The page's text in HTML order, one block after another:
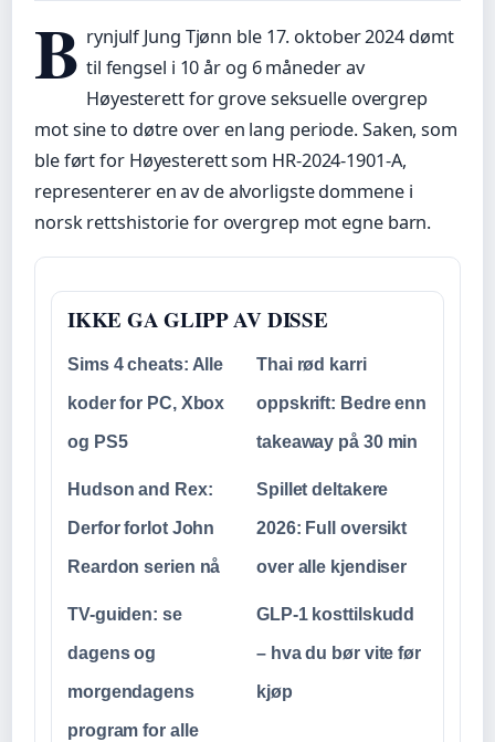
B rynjulf Jung Tjønn ble 17. oktober 2024 dømt
til fengsel i 10 år og 6 måneder av
Høyesterett for grove seksuelle overgrep
mot sine to døtre over en lang periode. Saken, som
ble ført for Høyesterett som HR-2024-1901-A,
representerer en av de alvorligste dommene i
norsk rettshistorie for overgrep mot egne barn.
IKKE GA GLIPP AV DISSE
Sims 4 cheats: Alle
koder for PC, Xbox
og PS5
Thai rød karri
oppskrift: Bedre enn
takeaway på 30 min
Hudson and Rex:
Derfor forlot John
Reardon serien nå
Spillet deltakere
2026: Full oversikt
over alle kjendiser
TV-guiden: se
dagens og
morgendagens
program for alle
GLP-1 kosttilskudd
– hva du bør vite før
kjøp